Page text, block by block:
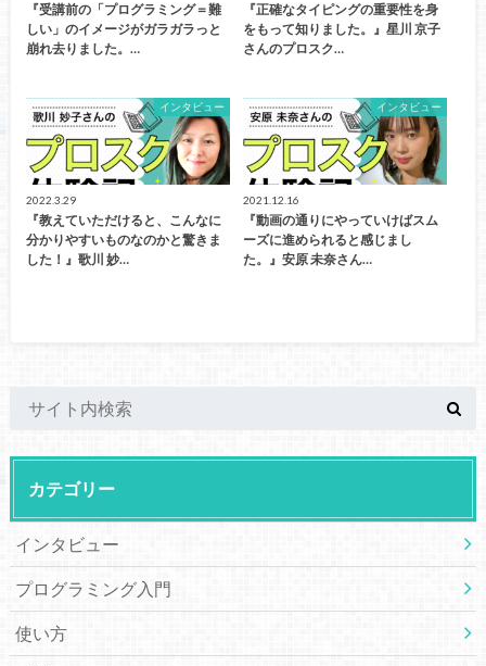
『受講前の「プログラミング＝難
しい」のイメージがガラガラっと
崩れ去りました。…
『正確なタイピングの重要性を身
をもって知りました。』星川 京子
さんのプロスク…
インタビュー
2022.3.29
『教えていただけると、こんなに
分かりやすいものなのかと驚きま
した！』歌川 妙…
インタビュー
2021.12.16
『動画の通りにやっていけばスム
ーズに進められると感じまし
た。』安原 未奈さん…
カテゴリー
インタビュー
プログラミング入門
使い方